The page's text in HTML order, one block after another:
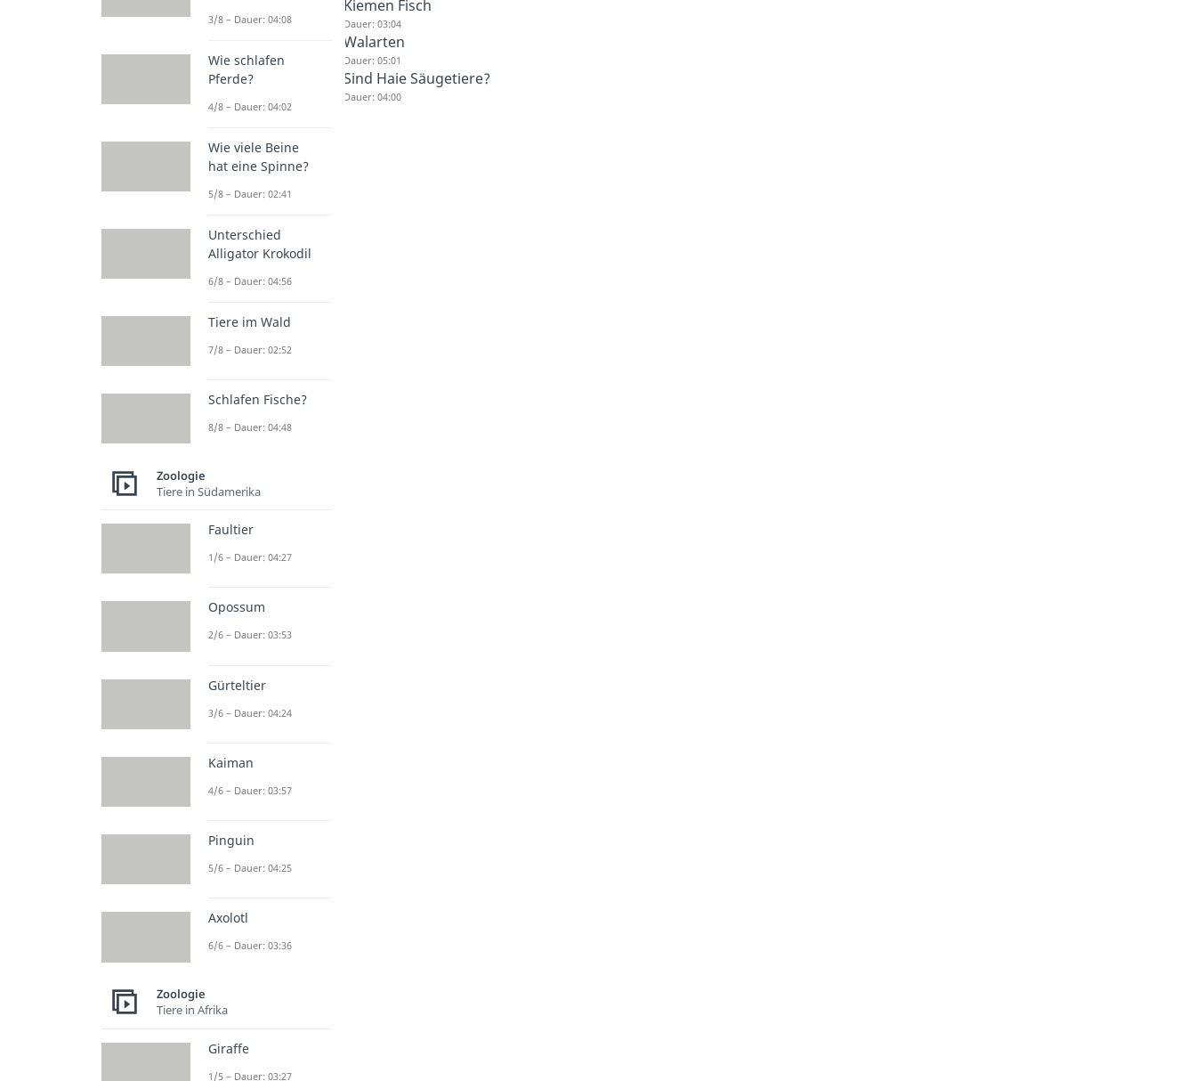
Kiemen Fisch
Dauer: 03:04
Walarten
Dauer: 05:01
Sind Haie Säugetiere?
Dauer: 04:00
3/8 – Dauer: 04:08
Wie schlafen
Pferde?
4/8 – Dauer: 04:02
Wie viele Beine
hat eine Spinne?
5/8 – Dauer: 02:41
Unterschied
Alligator Krokodil
6/8 – Dauer: 04:56
Tiere im Wald
7/8 – Dauer: 02:52
Schlafen Fische?
8/8 – Dauer: 04:48
Zoologie
Tiere in Südamerika
Faultier
1/6 – Dauer: 04:27
Opossum
2/6 – Dauer: 03:53
Gürteltier
3/6 – Dauer: 04:24
Kaiman
4/6 – Dauer: 03:57
Pinguin
5/6 – Dauer: 04:25
Axolotl
6/6 – Dauer: 03:36
Zoologie
Tiere in Afrika
Giraffe
1/5 – Dauer: 03:27